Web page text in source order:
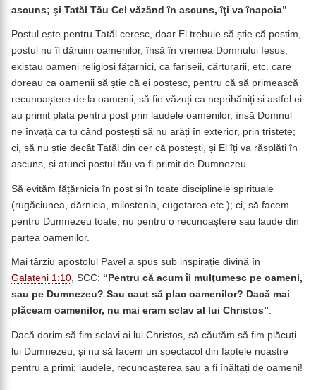
ascuns; şi Tatăl Tău Cel văzând în ascuns, îţi va înapoia”.
Postul este pentru Tatăl ceresc, doar El trebuie să știe că postim,
postul nu îl dăruim oamenilor, însă în vremea Domnului Iesus,
existau oameni religioși fățarnici, ca fariseii, cărturarii, etc. care
doreau ca oamenii să știe că ei postesc, pentru că să primească
recunoaștere de la oamenii, să fie văzuți ca neprihăniți și astfel ei
au primit plata pentru post prin laudele oamenilor, însă Domnul
ne învață ca tu când postești să nu arăți în exterior, prin tristețe;
ci, să nu știe decât Tatăl din cer că postești, și El îți va răsplăti în
ascuns, și atunci postul tău va fi primit de Dumnezeu.
Să evităm fățărnicia în post și în toate disciplinele spirituale
(rugăciunea, dărnicia, milostenia, cugetarea etc.); ci, să facem
pentru Dumnezeu toate, nu pentru o recunoaștere sau laude din
partea oamenilor.
Mai târziu apostolul Pavel a spus sub inspirație divină în
Galateni 1:10, SCC: “Pentru că acum îi mulţumesc pe oameni,
sau pe Dumnezeu? Sau caut să plac oamenilor? Dacă mai
plăceam oamenilor, nu mai eram sclav al lui Christos”.
Dacă dorim să fim sclavi ai lui Christos, să căutăm să fim plăcuți
lui Dumnezeu, și nu să facem un spectacol din faptele noastre
pentru a primi: laudele, recunoașterea sau a fi înălțați de oameni!